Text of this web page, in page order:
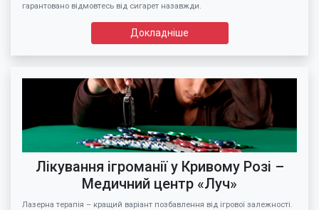
гарантовано відмовтесь від сигарет назавжди.
Докладніше
Лікування ігроманії у Кривому Розі –
Медичний центр «Луч»
Лазерна терапія – кращий варіант позбавлення від ігрової залежності.